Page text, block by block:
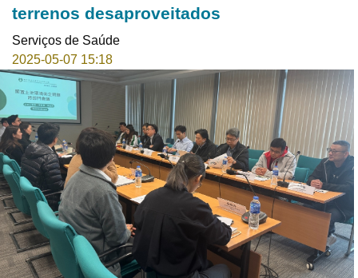
terrenos desaproveitados
Serviços de Saúde
2025-05-07 15:18